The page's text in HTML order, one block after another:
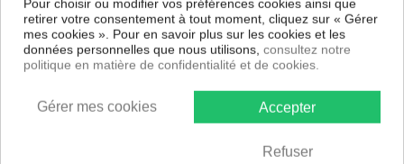
Papier peint intissé Fonds et Dessins Silver Serenade
Pour choisir ou modifier vos préférences cookies ainsi que
retirer votre consentement à tout moment, cliquez sur « Gérer
mes cookies ». Pour en savoir plus sur les cookies et les
données personnelles que nous utilisons, consultez notre
politique en matière de confidentialité et de cookies.
Accepter
Refuser
Gérer mes cookies